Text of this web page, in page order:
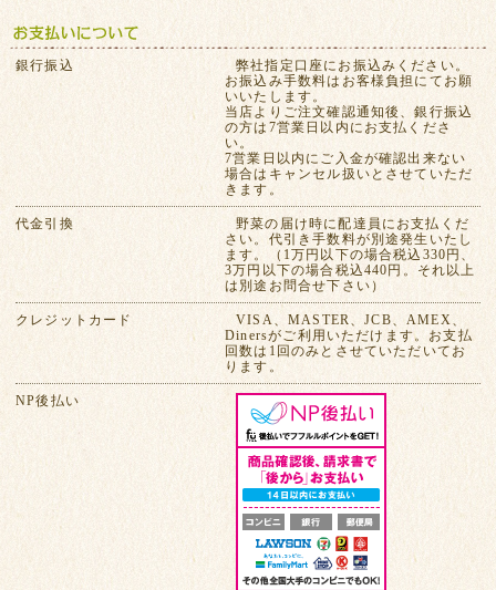
銀行振込
弊社指定口座にお振込みください。
お振込み手数料はお客様負担にてお願
いいたします。
当店よりご注文確認通知後、銀行振込
の方は7営業日以内にお支払くださ
い。
7営業日以内にご入金が確認出来ない
場合はキャンセル扱いとさせていただ
きます。
代金引換
野菜の届け時に配達員にお支払くだ
さい。代引き手数料が別途発生いたし
ます。（1万円以下の場合税込330円、
3万円以下の場合税込440円。それ以上
は別途お問合せ下さい）
クレジットカード
VISA、MASTER、JCB、AMEX、
Dinersがご利用いただけます。お支払
回数は1回のみとさせていただいてお
ります。
NP後払い